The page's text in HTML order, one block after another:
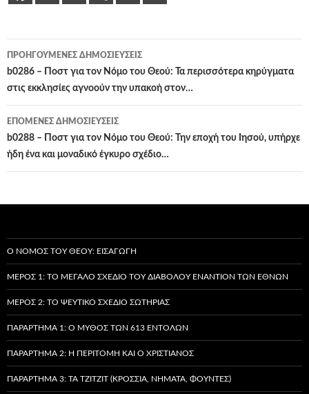
Πλοήγηση
άρθρων
ΠΡΟΗΓΟΎΜΕΝΕΣ ΔΗΜΟΣΙΕΎΣΕΙΣ
b0286 – Ποστ για τον Νόμο του Θεού: Τα περισσότερα κηρύγματα
στις εκκλησίες αγνοούν την υπακοή στον…
ΕΠΌΜΕΝΕΣ ΔΗΜΟΣΙΕΎΣΕΙΣ
b0288 – Ποστ για τον Νόμο του Θεού: Την εποχή του Ιησού, υπήρχε
ήδη ένα και μοναδικό έγκυρο σχέδιο…
Ο ΝΌΜΟΣ ΤΟΥ ΘΕΟΎ: ΕΙΣΑΓΩΓΉ
ΜΈΡΟΣ 1: ΤΟ ΜΕΓΆΛΟ ΣΧΈΔΙΟ ΤΟΥ ΔΙΑΒΌΛΟΥ ΕΝΑΝΤΊΟΝ ΤΩΝ ΕΘΝΏΝ
ΜΈΡΟΣ 2: ΤΟ ΨΕΎΤΙΚΟ ΣΧΈΔΙΟ ΣΩΤΗΡΊΑΣ
ΠΑΡΆΡΤΗΜΑ 1: Ο ΜΎΘΟΣ ΤΩΝ 613 ΕΝΤΟΛΏΝ
ΠΑΡΆΡΤΗΜΑ 2: Η ΠΕΡΙΤΟΜΉ ΚΑΙ Ο ΧΡΙΣΤΙΑΝΌΣ
ΠΑΡΆΡΤΗΜΑ 3: ΤΑ TZITZIT (ΚΡΌΣΣΙΑ, ΝΉΜΑΤΑ, ΦΟΎΝΤΕΣ)